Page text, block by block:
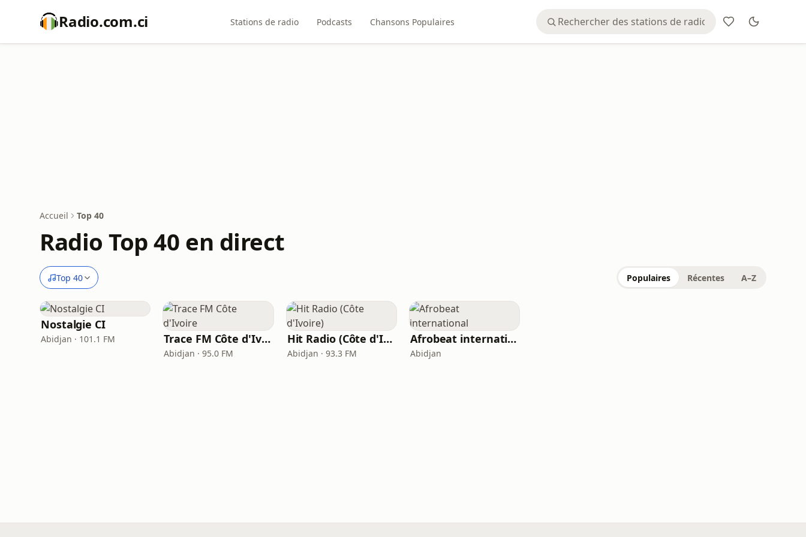
Radio.com.ci Stations de radio Podcasts Chansons Populaires
Accueil Top 40
Radio Top 40 en direct
Top 40 Populaires Récentes A–Z
Nostalgie CI
Abidjan · 101.1 FM Trace FM Côte d'Ivoire
Abidjan · 95.0 FM
Hit Radio (Côte d'Ivoire)
Abidjan · 93.3 FM
Afrobeat international
Abidjan